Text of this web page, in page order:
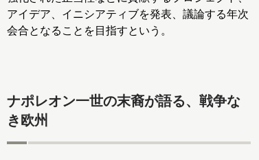
アイデア、イニシアティブを発表、議論する年次
会合となることを目指すという。
ナポレオン一世の末裔が語る、戦争な
き欧州